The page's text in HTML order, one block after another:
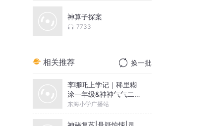
神算子探案
7733
相关推荐 换一批
李哪吒上学记｜稀里糊
涂一年级&神神气气二年
级
东海小学广播站